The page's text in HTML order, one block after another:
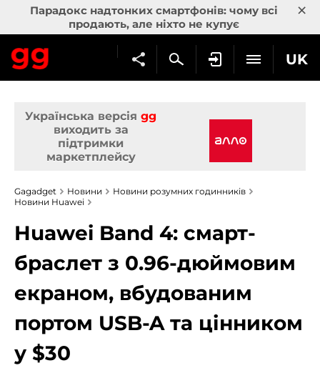
Парадокс надтонких смартфонів: чому всі
продають, але ніхто не купує
×
UK
Українська версія gg
виходить за
підтримки
маркетплейсу
Gagadget Новини
Новини розумних годинників
Новини Huawei
Huawei Band 4: смарт-
браслет з 0.96-дюймовим
екраном, вбудованим
портом USB-A та цінником
у $30